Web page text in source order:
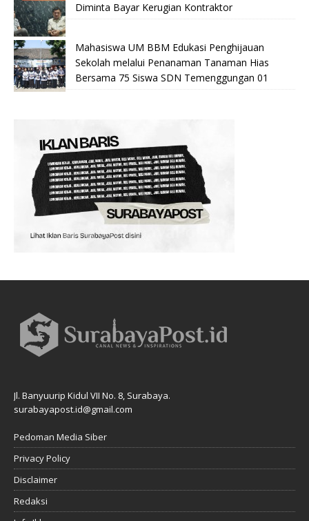
Diminta Bayar Kerugian Kontraktor
Mahasiswa UM BBM Edukasi Penghijauan
Sekolah melalui Penanaman Tanaman Hias
Bersama 75 Siswa SDN Temenggungan 01
Jl. Banyuurip Kidul VII No. 8, Surabaya.
surabayapost.id@gmail.com
Pedoman Media Siber
Privacy Policy
Disclaimer
Redaksi